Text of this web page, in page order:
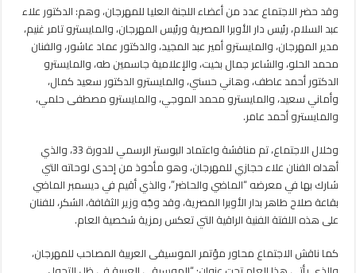
وقد حضر الاجتماع عدد من أعضاء اللجنة العليا للمهرجان، وهم: الدكتور علاء
عبد السلام، رئيس دار الأوبرا المصرية ورئيس المهرجان، والمايسترو تامر غنيم،
مدير المهرجان، والمايسترو أمير عبد المجيد، والدكتور عماد عاشور، والفنان
محمد الحلو، والشاعر جمال بخيت، والإعلامية جاسمين طه، والمايسترو
الدكتور أحمد عاطف، وهاني حسني، والمايسترو الدكتور سعيد كمال،
وأماني سعيد، والمايسترو محمد الموجي، والمايسترو مصطفى حلمي،
والمايسترو أحمد عامر.
وخلال الاجتماع، تم مناقشة واعتماد البوستر الرسمي للدورة 33، والذي
أهداه الفنان علاء حجازي للمهرجان، وهو مأخوذ من إحدى لوحاته التي
شارك بها في معرضه “الماضي والحاضر”، والذي أقيم في ديسمبر الماضي
بقاعة صلاح طاهر بدار الأوبرا المصرية، وقد وجّه وزير الثقافة، الشكر، للفنان
على هذه اللفتة الفنية الراقية التي تعكس رمزية شخصية العام.
كما ناقش الاجتماع محاور مؤتمر الموسيقى العربية المصاحب للمهرجان،